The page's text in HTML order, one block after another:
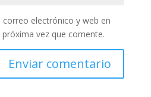
correo electrónico y web en
vez que comente.